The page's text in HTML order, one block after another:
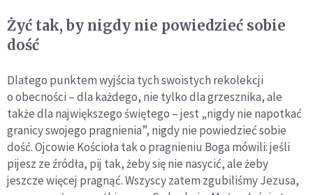
Żyć tak, by nigdy nie powiedzieć sobie
dość
Dlatego punktem wyjścia tych swoistych rekolekcji
o obecności – dla każdego, nie tylko dla grzesznika, ale
także dla największego świętego – jest „nigdy nie napotkać
granicy swojego pragnienia”, nigdy nie powiedzieć sobie
dość. Ojcowie Kościoła tak o pragnieniu Boga mówili: jeśli
pijesz ze źródła, pij tak, żeby się nie nasycić, ale żeby
jeszcze więcej pragnąć. Wszyscy zatem zgubiliśmy Jezusa,